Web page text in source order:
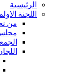
الرئيسية
اللجنة
من
مجلس